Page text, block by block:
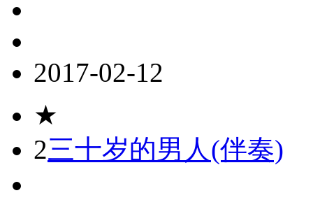
2017-02-12
★
2三十岁的男人(伴奏)